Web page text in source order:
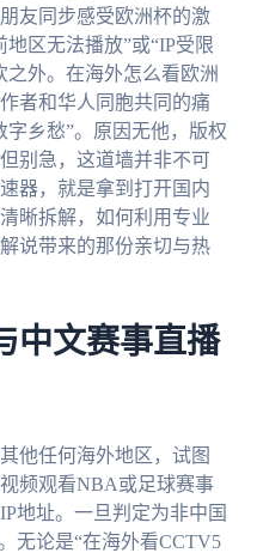
友同步感受欧洲杯的激
区无法播放”或“IP受限
外。在海外怎么看欧洲
者和华人同胞共同的痛
字乡愁”。原因无他，版权
别急，这道墙并非不可
器，就是拿到打开国内
晰拆解，如何利用专业
说带来的那份亲切与热
中文赛事直播
他任何海外地区，试图
频观看NBA或足球赛事
地址。一旦判定为非中国
无论是“在海外看CCTV5